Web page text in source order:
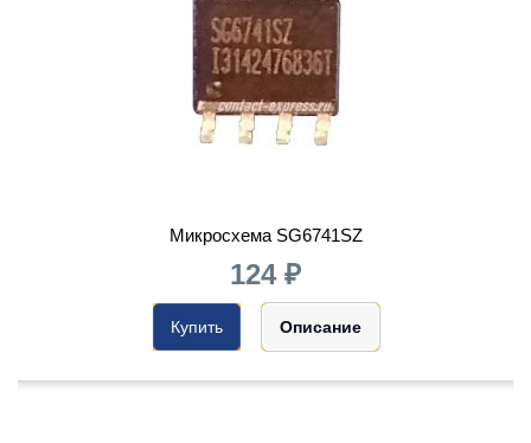
Микросхема SG6741SZ
124 ₽
Купить Описание